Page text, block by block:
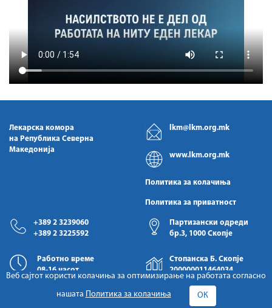
Лекарска комора
на Република Северна
Македонија
lkm@lkm.org.mk
www.lkm.org.mk
Политика за колачиња
Политика за приватност
+389 2 3239060
+389 2 3225592
Партизански одреди
бр.3, 1000 Скопје
Работно време
08-16 часот
Стопанска Б. Скопје
200000011464034
Веб сајтот користи колачиња за оптимизирање на работата согласно
нашата
Политика за колачиња ОК